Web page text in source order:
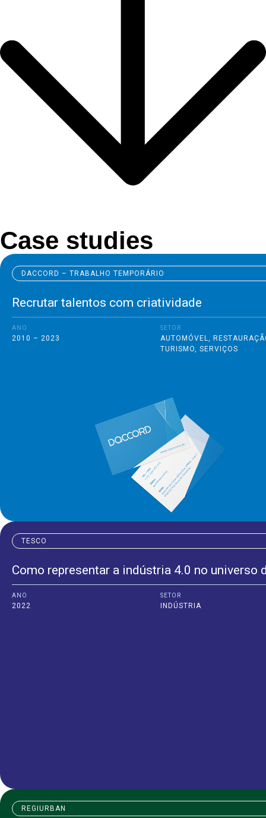
Case studies
DACCORD – TRABALHO TEMPORÁRIO
Recrutar talentos com criatividade
ANO
2010 – 2023
SETOR
AUTOMÓVEL
TURISMO
SERVIÇOS
TESCO
Como representar a indústria 4.0 no universo
ANO
2022
SETOR
INDÚSTRIA
REGIURBAN